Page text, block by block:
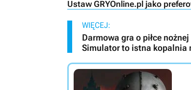
Ustaw GRYOnline.pl jako
WIĘCEJ:
Darmowa gra o piłce
Simulator to istna kopalnia